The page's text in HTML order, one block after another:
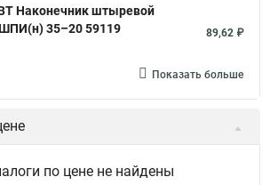
Наконечник штыревой
35–20 59119
89,62 ₽
Показать больше
по цене не найдены